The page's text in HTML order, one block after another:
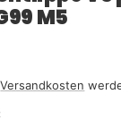
M5
Versandkosten